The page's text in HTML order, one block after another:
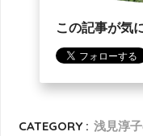
この記事が気
CATEGORY : 浅見淳